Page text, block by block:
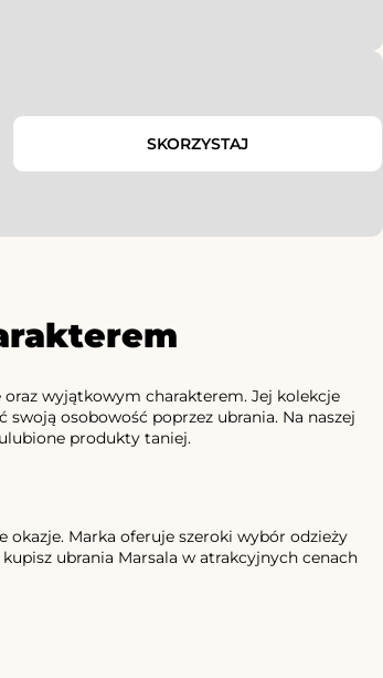
SKORZYSTAJ
wyjątkowym charakterem. Jej kolekcje
osobowość poprzez ubrania. Na naszej
produkty taniej.
okazje. Marka oferuje szeroki wybór odzieży
ubrania Marsala w atrakcyjnych cenach